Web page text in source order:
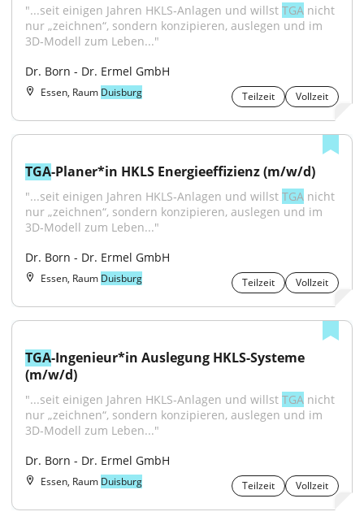
"...seit einigen Jahren HKLS‑Anlagen und willst TGA nicht
nur „zeichnen“, sondern konzipieren, auslegen und im
3D‑Modell zum Leben..."
Dr. Born - Dr. Ermel GmbH
Essen, Raum Duisburg Teilzeit Vollzeit
TGA-Planer*in HKLS Energieeffizienz (m/w/d)
"...seit einigen Jahren HKLS‑Anlagen und willst TGA nicht
nur „zeichnen“, sondern konzipieren, auslegen und im
3D‑Modell zum Leben..."
Dr. Born - Dr. Ermel GmbH
Essen, Raum Duisburg Teilzeit Vollzeit
TGA-Ingenieur*in Auslegung HKLS-Systeme
(m/w/d)
"...seit einigen Jahren HKLS‑Anlagen und willst TGA nicht
nur „zeichnen“, sondern konzipieren, auslegen und im
3D‑Modell zum Leben..."
Dr. Born - Dr. Ermel GmbH
Essen, Raum Duisburg Teilzeit Vollzeit